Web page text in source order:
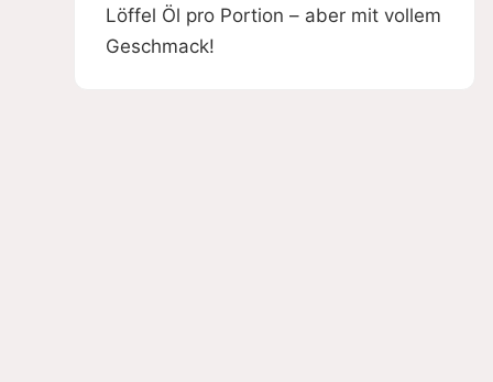
Löffel Öl pro Portion – aber mit vollem
Geschmack!